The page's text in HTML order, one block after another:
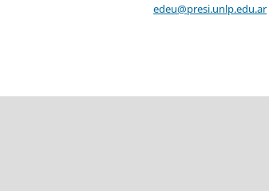
edeu@presi.unlp.edu.ar